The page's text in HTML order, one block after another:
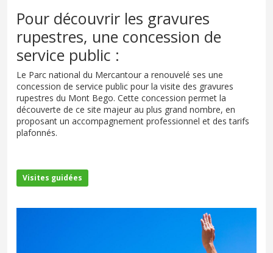
Pour découvrir les gravures
rupestres, une concession de
service public :
Le Parc national du Mercantour a renouvelé ses une
concession de service public pour la visite des gravures
rupestres du Mont Bego. Cette concession permet la
découverte de ce site majeur au plus grand nombre, en
proposant un accompagnement professionnel et des tarifs
plafonnés.
Visites guidées